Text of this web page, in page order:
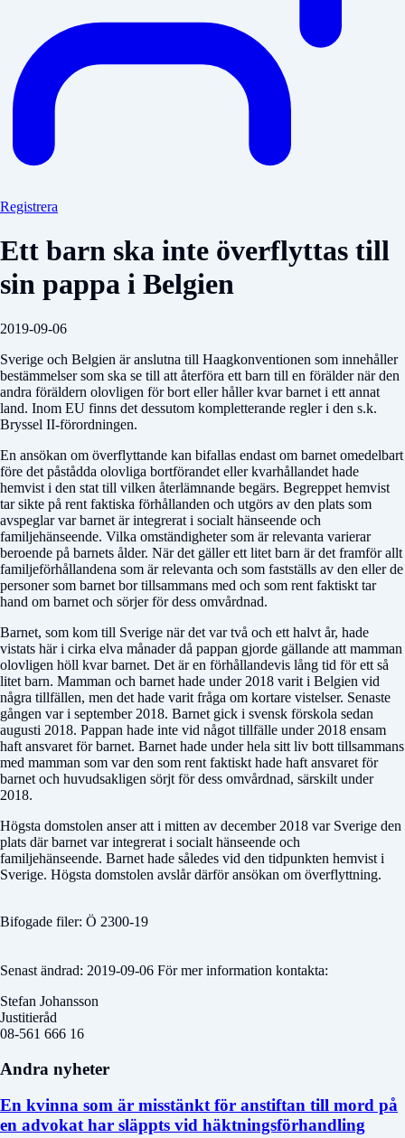
Registrera
Ett barn ska inte överflyttas till
sin pappa i Belgien
2019-09-06
Sverige och Belgien är anslutna till Haagkonventionen som innehåller
bestämmelser som ska se till att återföra ett barn till en förälder när den
andra föräldern olovligen för bort eller håller kvar barnet i ett annat
land. Inom EU finns det dessutom kompletterande regler i den s.k.
Bryssel II-förordningen.
En ansökan om överflyttande kan bifallas endast om barnet omedelbart
före det påstådda olovliga bortförandet eller kvarhållandet hade
hemvist i den stat till vilken återlämnande begärs. Begreppet hemvist
tar sikte på rent faktiska förhållanden och utgörs av den plats som
avspeglar var barnet är integrerat i socialt hänseende och
familjehänseende. Vilka omständigheter som är relevanta varierar
beroende på barnets ålder. När det gäller ett litet barn är det framför allt
familjeförhållandena som är relevanta och som fastställs av den eller de
personer som barnet bor tillsammans med och som rent faktiskt tar
hand om barnet och sörjer för dess omvårdnad.
Barnet, som kom till Sverige när det var två och ett halvt år, hade
vistats här i cirka elva månader då pappan gjorde gällande att mamman
olovligen höll kvar barnet. Det är en förhållandevis lång tid för ett så
litet barn. Mamman och barnet hade under 2018 varit i Belgien vid
några tillfällen, men det hade varit fråga om kortare vistelser. Senaste
gången var i september 2018. Barnet gick i svensk förskola sedan
augusti 2018. Pappan hade inte vid något tillfälle under 2018 ensam
haft ansvaret för barnet. Barnet hade under hela sitt liv bott tillsammans
med mamman som var den som rent faktiskt hade haft ansvaret för
barnet och huvudsakligen sörjt för dess omvårdnad, särskilt under
2018.
Högsta domstolen anser att i mitten av december 2018 var Sverige den
plats där barnet var integrerat i socialt hänseende och
familjehänseende. Barnet hade således vid den tidpunkten hemvist i
Sverige. Högsta domstolen avslår därför ansökan om överflyttning.
Bifogade filer: Ö 2300-19
Senast ändrad: 2019-09-06 För mer information kontakta:
Stefan Johansson
Justitieråd
08-561 666 16
Andra nyheter
En kvinna som är misstänkt för anstiftan till mord på
en advokat har släppts vid häktningsförhandling